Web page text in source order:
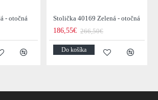
- otočná
Stolička 40169 Zelená - otočná
186,55€ 266,50€
Do košíka